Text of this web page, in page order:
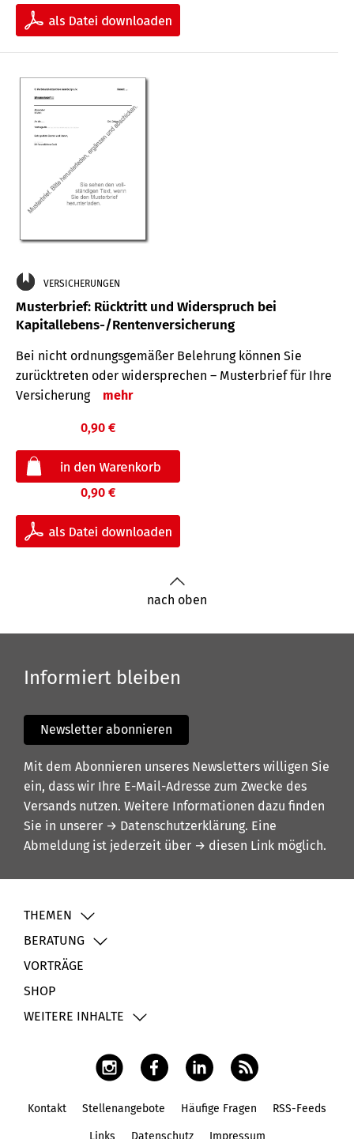
VERSICHERUNGEN
Musterbrief: Rücktritt und Widerspruch bei
Kapitallebens-/Rentenversicherung
Bei nicht ordnungsgemäßer Belehrung können Sie
zurücktreten oder widersprechen – Musterbrief für Ihre
Versicherung
mehr
0,90 €
0,90 €
nach oben
Informiert bleiben
Newsletter abonnieren
Mit dem Abonnieren unseres Newsletters willigen Sie
ein, dass wir Ihre E-Mail-Adresse zum Zwecke des
Versands nutzen. Weitere Informationen dazu finden
Sie in unserer → Datenschutzerklärung. Eine
Abmeldung ist jederzeit über → diesen Link möglich.
THEMEN
BERATUNG
VORTRÄGE
SHOP
WEITERE INHALTE
Kontakt Stellenangebote Häufige Fragen RSS-Feeds